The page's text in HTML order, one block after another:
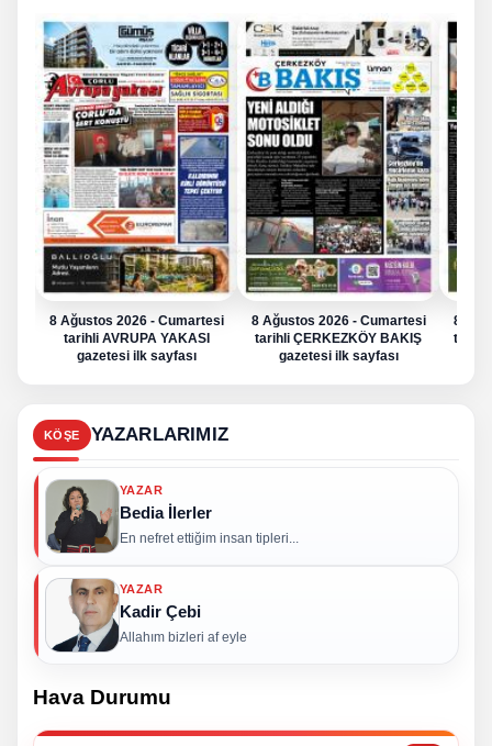
8 Ağustos 2026 - Cumartesi
tarihli AVRUPA YAKASI
gazetesi ilk sayfası
8 Ağustos 2026 - Cumartesi
tarihli ÇERKEZKÖY BAKIŞ
gazetesi ilk sayfası
8
tarihli
KÖŞE YAZARLARIMIZ
YAZAR
Bedia İlerler
En nefret ettiğim insan tipleri...
YAZAR
Kadir Çebi
Allahım bizleri af eyle
Hava Durumu